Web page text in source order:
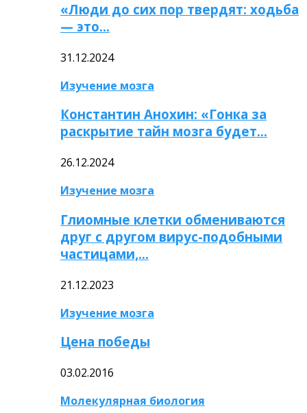
«Люди до сих пор твердят: ходьба
— это…
31.12.2024
Изучение мозга
Константин Анохин: «Гонка за
раскрытие тайн мозга будет…
26.12.2024
Изучение мозга
Глиомные клетки обмениваются
друг с другом вирус-подобными
частицами,…
21.12.2023
Изучение мозга
Цена победы
03.02.2016
Молекулярная биология